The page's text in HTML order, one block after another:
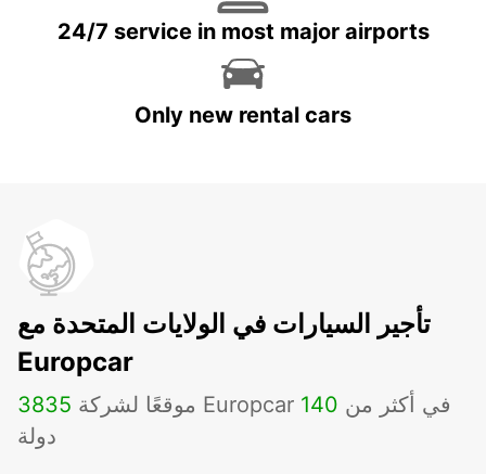
24/7 service in most major airports
Only new rental cars
تأجير السيارات في الولايات المتحدة مع
Europcar
3835 موقعًا لشركة Europcar في أكثر من 140
دولة